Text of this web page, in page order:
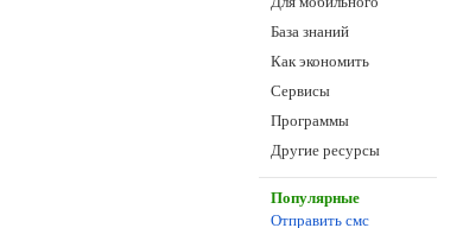
База знаний
Как экономить
Сервисы
Программы
Другие ресурсы
Популярные
Отправить смс